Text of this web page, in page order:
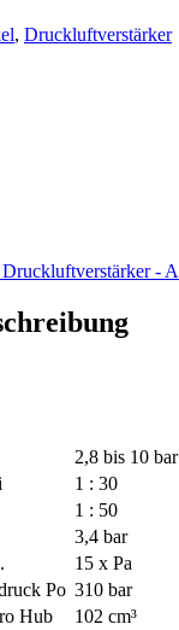
, Druckluftverstärker
2,8 bis 10 bar
1 : 30
1 : 50
3,4 bar
15 x Pa
Po 310 bar
Hub
102 cm³